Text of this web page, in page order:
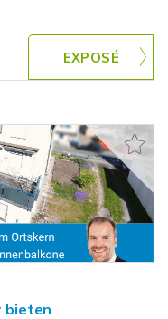
bieten